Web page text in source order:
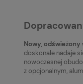
Nowy, odświeżony
doskonale nadaje
nowoczesnej
z opcjonalnym,